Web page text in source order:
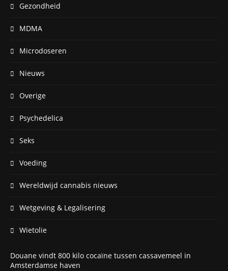
Gezondheid
MDMA
Microdoseren
Nieuws
Overige
Psychedelica
Seks
Voeding
Wereldwijd cannabis nieuws
Wetgeving & Legalisering
Wietolie
Douane vindt 800 kilo cocaïne tussen cassavemeel in
Amsterdamse haven